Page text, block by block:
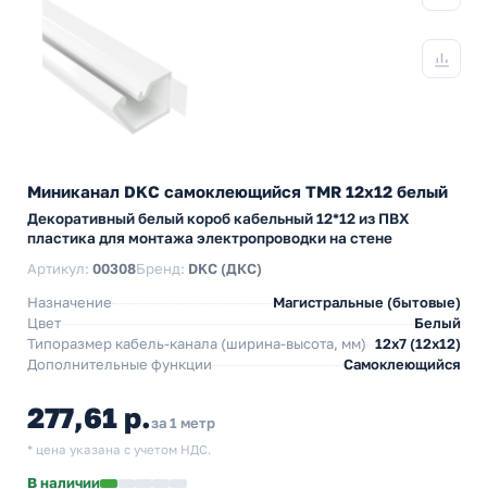
Миниканал DKC самоклеющийся TMR 12х12 белый
Декоративный белый короб кабельный 12*12 из ПВХ
пластика для монтажа электропроводки на стене
Артикул: 00308Бренд: DKC (ДКС)
Назначение
Магистральные (бытовые)
Цвет
Белый
Типоразмер кабель-канала (ширина-высота, мм) 12х7 (12х12)
Дополнительные функции
Самоклеющийся
277,61 р.за 1 метр
* цена указана с учетом НДС.
В наличии